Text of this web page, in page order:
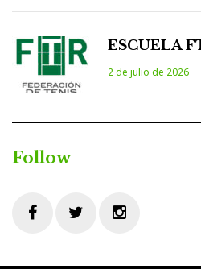
ESCUELA
2 de julio de 2026
Follow